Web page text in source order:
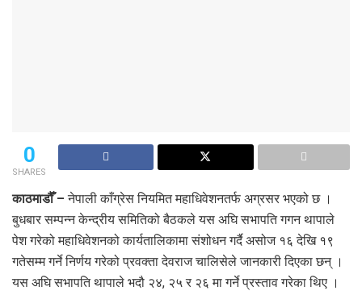
0
SHARES
काठमाडौँ – नेपाली काँग्रेस नियमित महाधिवेशनतर्फ अग्रसर भएको छ ।
बुधबार सम्पन्न केन्द्रीय समितिको बैठकले यस अघि सभापति गगन थापाले
पेश गरेको महाधिवेशनको कार्यतालिकामा संशोधन गर्दै असोज १६ देखि १९
गतेसम्म गर्ने निर्णय गरेको प्रवक्ता देवराज चालिसेले जानकारी दिएका छन् ।
यस अघि सभापति थापाले भदौ २४, २५ र २६ मा गर्ने प्रस्ताव गरेका थिए ।